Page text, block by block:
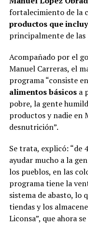
fortalecimiento de la
productos que
principalmente de las
Acompañado por el
Manuel Carreras, el
programa “consiste
alimentos básicosa
pobre, la gente
productos y nadie en
desnutrición”.
Se trata, explicó: “de
ayudar mucho a la
los pueblos, en las
programa tiene la
sistema de abasto, lo
tiendas y los
Liconsa”, que ahora